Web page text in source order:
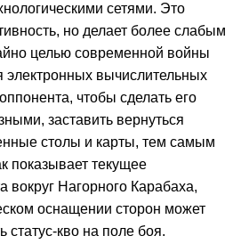
сетями. Это
но делает более слабым
целью современной войны
электронных вычислительных
чтобы сделать его
заставить вернуться
столы и карты, тем самым
показывает текущее
вокруг Нагорного Карабаха,
оснащении сторон может
статус-кво на поле боя.